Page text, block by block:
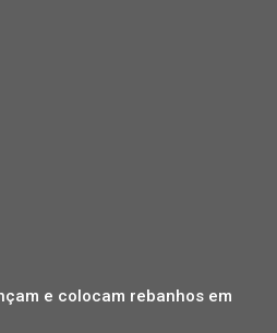
e colocam rebanhos em